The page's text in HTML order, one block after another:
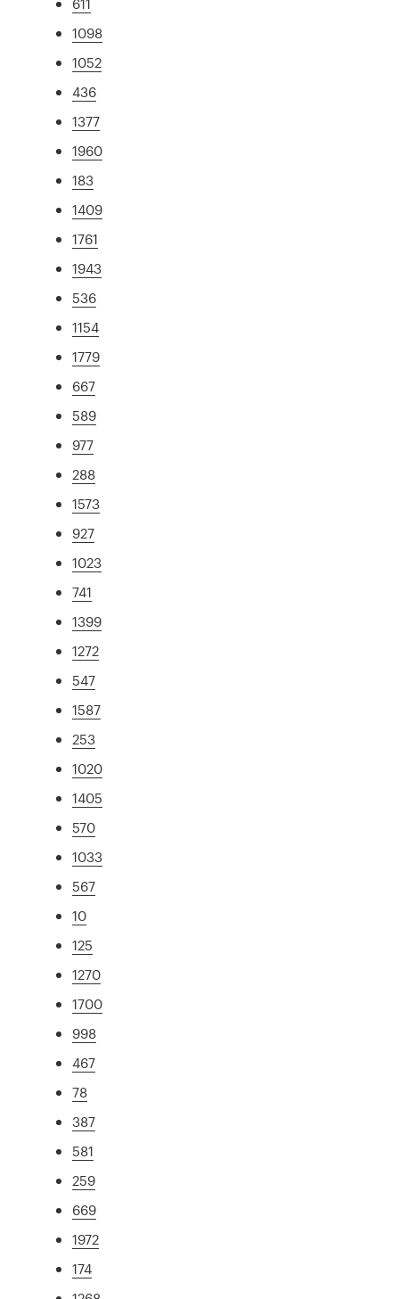
1098
1052
436
1377
1960
183
1409
1761
1943
536
1154
1779
667
589
977
288
1573
927
1023
741
1399
1272
547
1587
253
1020
1405
570
1033
567
10
125
1270
1700
998
467
78
387
581
259
669
1972
174